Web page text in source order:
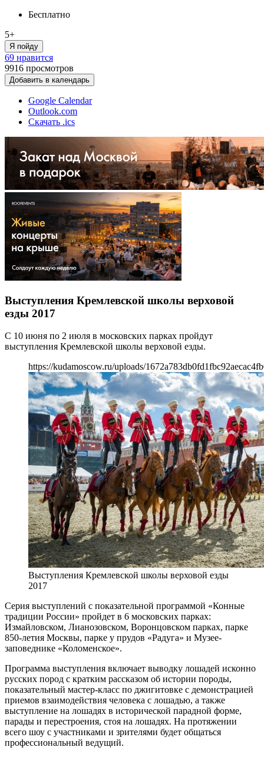
Бесплатно
5+
Я пойду
69 нравится
9916 просмотров
Добавить в календарь
Google Calendar
Outlook.com
Скачать .ics
Выступления Кремлевской школы верховой
езды 2017
С 10 июня по 2 июля в московских парках пройдут
выступления Кремлевской школы верховой езды.
https://kudamoscow.ru/uploads/
Выступления Кремлевской школы верховой езды
2017
Серия выступлений с показательной программой «Конные
традиции России» пройдет в 6 московских парках:
Измайловском, Лианозовском, Воронцовском парках, парке
850-летия Москвы, парке у прудов «Радуга» и Музее-
заповеднике «Коломенское».
Программа выступления включает выводку лошадей исконно
русских пород с кратким рассказом об истории породы,
показательный мастер-класс по джигитовке с демонстрацией
приемов взаимодействия человека с лошадью, а также
выступление на лошадях в исторической парадной форме,
парады и перестроения, стоя на лошадях. На протяжении
всего шоу с участниками и зрителями будет общаться
профессиональный ведущий.